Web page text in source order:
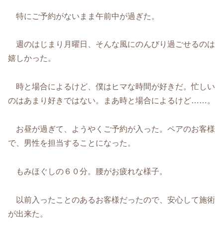
特にご予約がないまま午前中が過ぎた。
週のはじまり月曜日、そんな風にのんびり過ごせるのは
嬉しかった。
時と場合によるけど、僕はヒマな時間が好きだ。忙しい
のはあまり好きではない。まあ時と場合によるけど……。
お昼が過ぎて、ようやくご予約が入った。ペアのお客様
で、男性を担当することになった。
もみほぐしの６０分。腰がお疲れな様子。
以前入ったことのあるお客様だったので、安心して施術
が出来た。